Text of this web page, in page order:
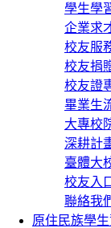
學生學
企業求
校友服
校友捐
校友證
畢業生
大專校
深耕計
臺體大
校友入
聯絡我
原住民族學